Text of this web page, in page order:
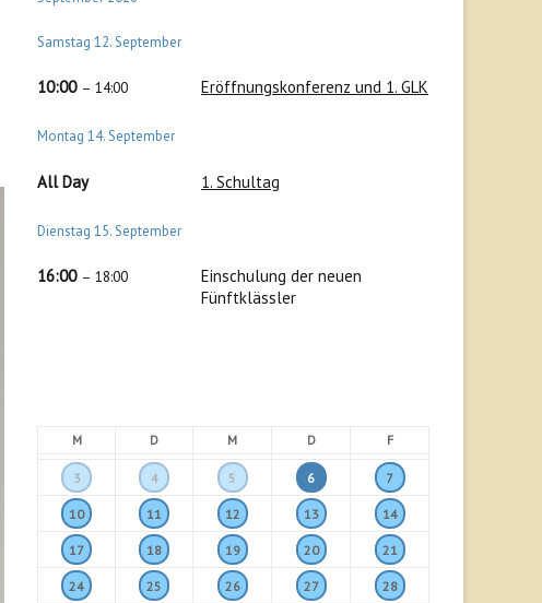
Samstag 12.September
10:00 – 14:00 Eröffnungskonferenz und 1. GLK
Montag 14.September
All Day 1. Schultag
Dienstag 15.September
16:00 – 18:00
Einschulung der neuen
Fünftklässler
M D M D F
3 4 5 6 7
10 11 12 13 14
17 18 19 20 21
24 25 26 27 28